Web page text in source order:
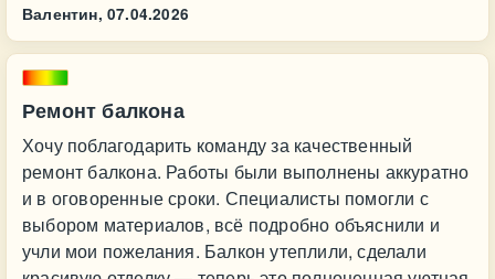
Валентин, 07.04.2026
Ремонт балкона
Хочу поблагодарить команду за качественный
ремонт балкона. Работы были выполнены аккуратно
и в оговоренные сроки. Специалисты помогли с
выбором материалов, всё подробно объяснили и
учли мои пожелания. Балкон утеплили, сделали